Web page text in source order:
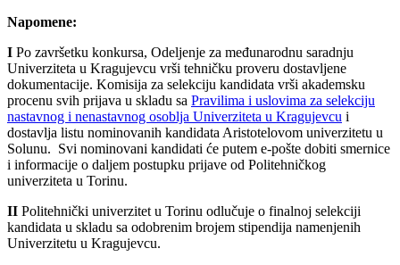
Napomene:
I Po završetku konkursa, Odeljenje za međunarodnu saradnju
Univerziteta u Kragujevcu vrši tehničku proveru dostavljene
dokumentacije. Komisija za selekciju kandidata vrši akademsku
procenu svih prijava u skladu sa Pravilima i uslovima za selekciju
nastavnog i nenastavnog osoblja Univerziteta u Kragujevcu i
dostavlja listu nominovanih kandidata Aristotelovom univerzitetu u
Solunu. Svi nominovani kandidati će putem e-pošte dobiti smernice
i informacije o daljem postupku prijave od Politehničkog
univerziteta u Torinu.
II Politehnički univerzitet u Torinu odlučuje o finalnoj selekciji
kandidata u skladu sa odobrenim brojem stipendija namenjenih
Univerzitetu u Kragujevcu.